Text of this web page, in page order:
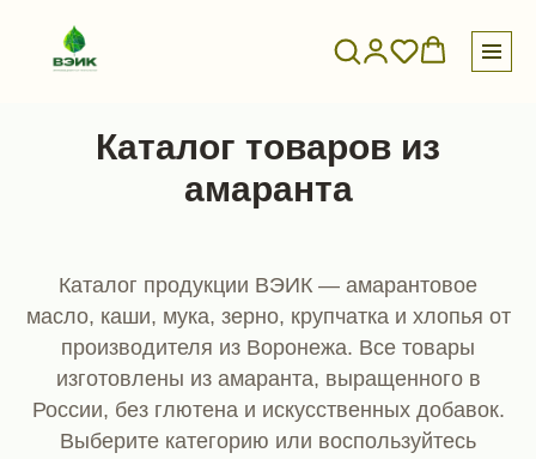
Каталог товаров из
амаранта
Каталог продукции ВЭИК — амарантовое
масло, каши, мука, зерно, крупчатка и хлопья от
производителя из Воронежа. Все товары
изготовлены из амаранта, выращенного в
России, без глютена и искусственных добавок.
Выберите категорию или воспользуйтесь